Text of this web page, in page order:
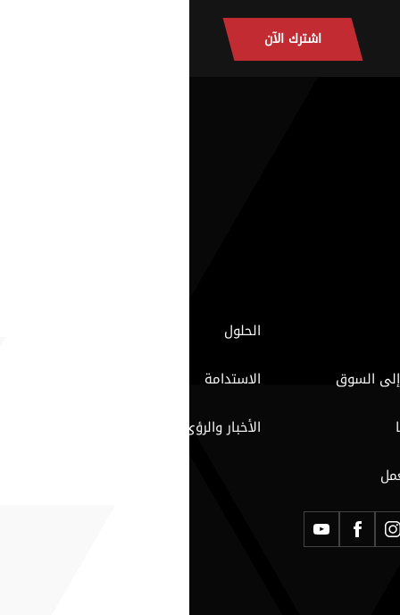
اشترك الآن
الحلول
السوق
الاستدامة
الأخبار والرؤى